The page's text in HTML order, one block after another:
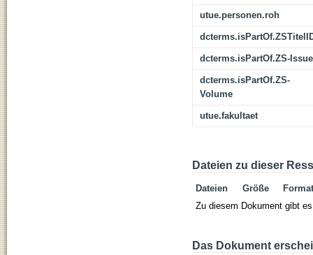
utue.personen.roh
dcterms.isPartOf.ZS-Issue
dcterms.isPartOf.ZS-
Volume
utue.fakultaet
Dateien zu dieser
Dateien Größe
Format
Zu diesem Dokument gibt
Das Dokument